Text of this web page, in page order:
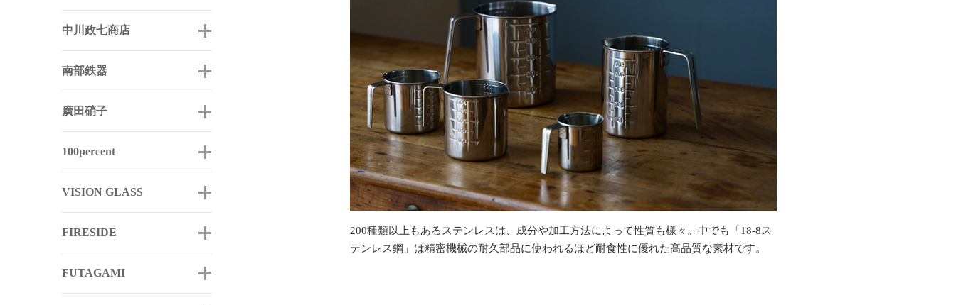
中川政七商店
南部鉄器
廣田硝子
100percent
VISION GLASS
FIRESIDE
FUTAGAMI
200種類以上もあるステンレスは、成分や加工方法によって性質も様々。中でも「18-8ス
テンレス鋼」は精密機械の耐久部品に使われるほど耐食性に優れた高品質な素材です。